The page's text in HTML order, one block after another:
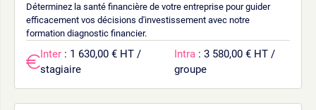
Déterminez la santé financière de votre entreprise pour guider
efficacement vos décisions d'investissement avec notre
formation diagnostic financier.
Inter : 1 630,00 € HT /
stagiaire
Intra : 3 580,00 € HT /
groupe